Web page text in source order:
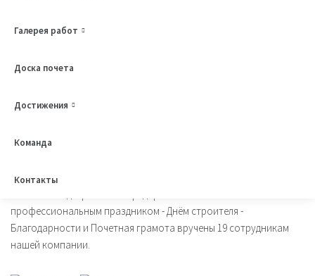
Галерея работ
Доска почета
Достижения
Команда
Контакты
В преддверии профессионального праздника - Дня строителя -
Общества.
За высокий профессионализм, добросовестный труд, большой
профессиональным праздником - Днём строителя -
Благодарности и Почетная грамота вручены 19 сотрудникам
нашей компании.